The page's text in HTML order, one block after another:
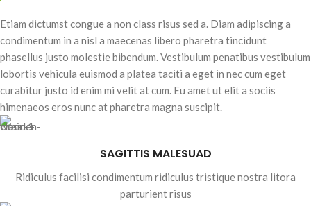
Etiam dictumst congue a non class risus sed a. Diam adipiscing a
condimentum in a nisl a maecenas libero pharetra tincidunt
phasellus justo molestie bibendum. Vestibulum penatibus vestibulum
lobortis vehicula euismod a platea taciti a eget in nec cum eget
curabitur justo id enim mi velit at cum. Eu amet ut elit a sociis
himenaeos eros nunc at pharetra magna suscipit.
SAGITTIS MALESUAD
Ridiculus facilisi condimentum ridiculus tristique nostra litora
parturient risus